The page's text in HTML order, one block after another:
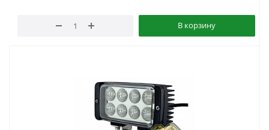
В корзину